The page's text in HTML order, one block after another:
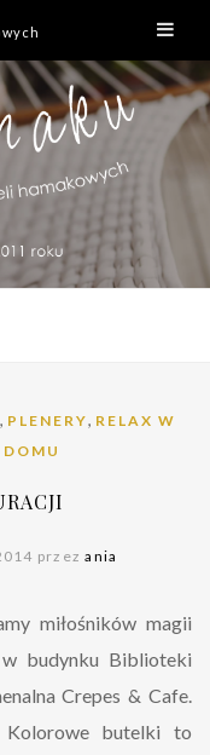
, PLENERY, RELAX W
przezania
miłośników magii
budynku Biblioteki
Crepes & Cafe.
butelki to